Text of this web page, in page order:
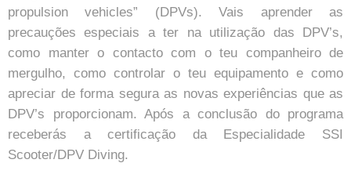
propulsion vehicles” (DPVs). Vais aprender as
precauções especiais a ter na utilização das DPV’s,
como manter o contacto com o teu companheiro de
mergulho, como controlar o teu equipamento e como
apreciar de forma segura as novas experiências que as
DPV’s proporcionam. Após a conclusão do programa
receberás a certificação da Especialidade SSI
Scooter/DPV Diving.